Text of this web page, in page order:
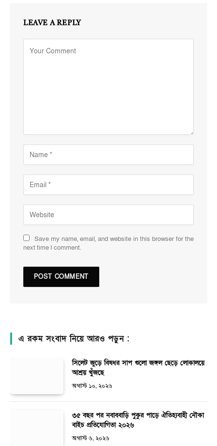
LEAVE A REPLY
Save my name, email, and website in this browser for the
next time I comment.
এ রকম সংবাদ নিয়ে আরও পড়ুন :
সিলেট জুড়ে বিষধর সাপ গুলো জঙ্গল ছেড়ে লোকালয়ে
আশ্রয় খুঁজছে
অগাস্ট ১০, ২০২৬
৩৫ বছর পর নবাববাড়ি পুকুর পাড়ে ঐতিহ্যবাহী নৌকা
বাইচ প্রতিযোগিতা ২০২৬
অগাস্ট ৬, ২০২৬